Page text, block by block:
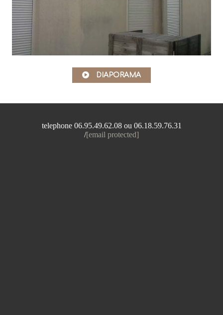
DIAPORAMA
telephone 06.95.49.62.08 ou 06.18.59.76.31
/[email protected]